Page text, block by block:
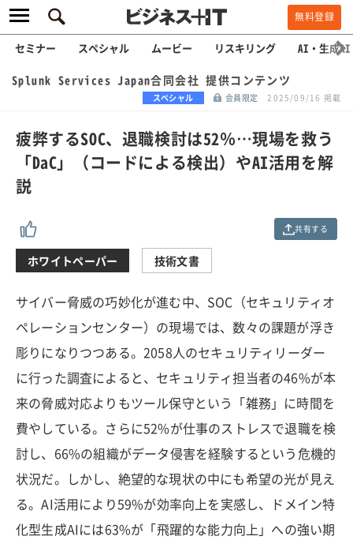
無料登録
セミナー スペシャル ムービー リスキリング AI・生成AI
Splunk Services Japan合同会社 提供コンテンツ
スペシャル 会員限定 2025/09/16 掲載
疲弊するSOC、退職検討は52％…現場を救う
「DaC」（コードによる検出）やAI活用を解
説
共有する
ホワイトペーパー 技術文書
サイバー脅威の巧妙化が進む中、SOC（セキュリティオ
ペレーションセンター）の現場では、数々の課題が浮き
彫りになりつつある。2058人のセキュリティリーダー
に行った調査によると、セキュリティ担当者の46%が本
来の脅威対応よりもツール保守という「雑務」に時間を
費やしている。さらに52%が仕事のストレスで退職を検
討し、66%の組織がデータ侵害を経験するという危機的
状況だ。しかし、絶望的な現状の中にも希望の光が見え
る。AI活用により59%が効率向上を実感し、ドメイン特
化型生成AIには63%が「飛躍的な能力向上」への強い期